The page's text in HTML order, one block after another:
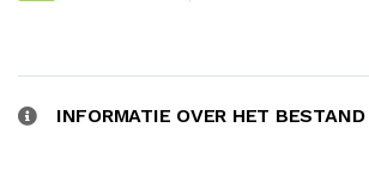
INFORMATIE OVER HET BESTAND